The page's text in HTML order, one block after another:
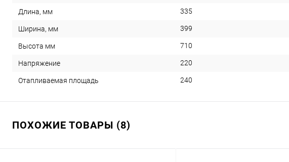
Длина, мм 335
Ширина, мм 399
Высота мм 710
Напряжение 220
Отапливаемая площадь 240
ПОХОЖИЕ ТОВАРЫ (8)